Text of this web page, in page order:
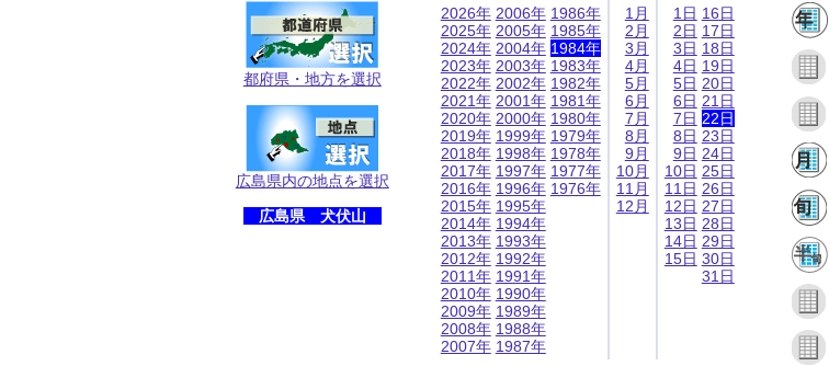
都府県・地方を選択
広島県内の地点を選択
広島県 犬伏山
2026年
2025年
2024年
2023年
2022年
2021年
2020年
2019年
2018年
2017年
2016年
2015年
2014年
2013年
2012年
2011年
2010年
2009年
2008年
2007年
2006年
2005年
2004年
2003年
2002年
2001年
2000年
1999年
1998年
1997年
1996年
1995年
1994年
1993年
1992年
1991年
1990年
1989年
1988年
1987年
1986年
1985年
1984年
1983年
1982年
1981年
1980年
1979年
1978年
1977年
1976年
1月
2月
3月
4月
5月
6月
7月
8月
9月
10月
11月
12月
1日
2日
3日
4日
5日
6日
7日
8日
9日
10日
11日
12日
13日
14日
15日
16日
17日
18日
19日
20日
21日
22日
23日
24日
25日
26日
27日
28日
29日
30日
31日